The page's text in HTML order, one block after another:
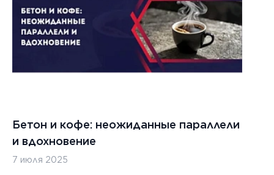
Бетон и кофе: неожиданные параллели
и вдохновение
7 июля 2025